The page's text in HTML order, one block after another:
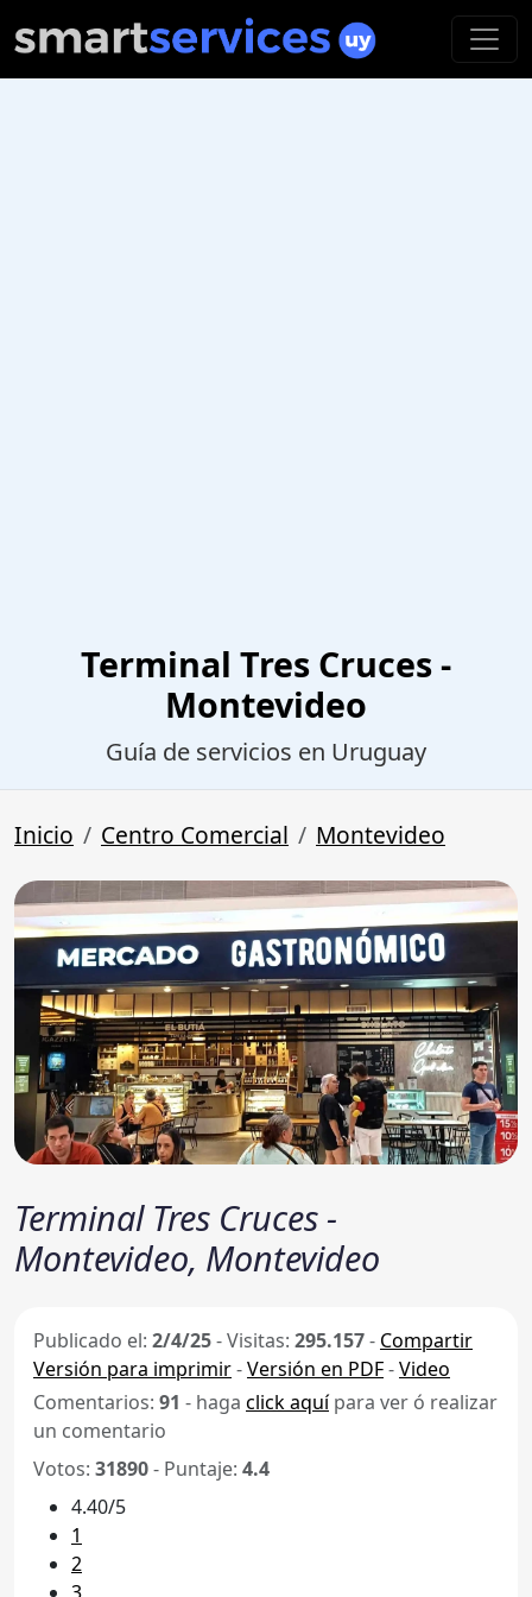
Terminal Tres Cruces -
Montevideo
Guía de servicios en Uruguay
Inicio Centro Comercial Montevideo
Terminal Tres Cruces -
Montevideo, Montevideo
Publicado el: 2/4/25-Visitas: 295.157- Compartir
Versión para imprimir-Versión en PDF-Video
Comentarios: 91 - haga click aquípara ver ó realizar
un comentario
Votos: 31890- Puntaje: 4.4
4.40/5
1
2
3